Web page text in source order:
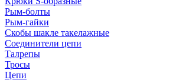
Рым-болты
Рым-гайки
Скобы шакле такелажные
Соединители цепи
Талрепы
Тросы
Цепи